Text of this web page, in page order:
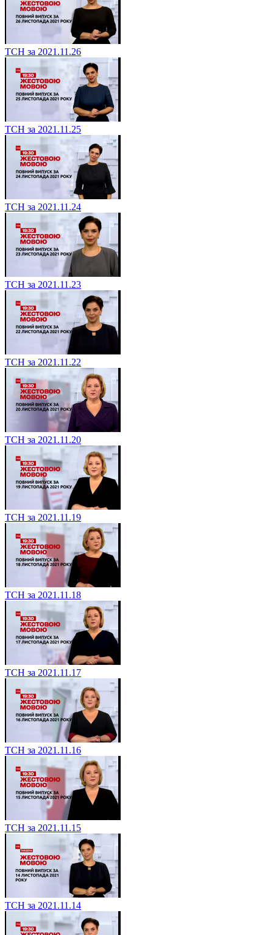
ТСН за 2021.11.26
ТСН за 2021.11.25
ТСН за 2021.11.24
ТСН за 2021.11.23
ТСН за 2021.11.22
ТСН за 2021.11.20
ТСН за 2021.11.19
ТСН за 2021.11.18
ТСН за 2021.11.17
ТСН за 2021.11.16
ТСН за 2021.11.15
ТСН за 2021.11.14